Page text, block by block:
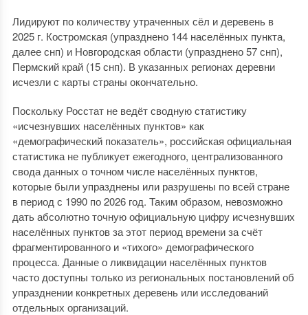
Лидируют по количеству утраченных сёл и деревень в
2025 г. Костромская (упразднено 144 населённых пункта,
далее снп) и Новгородская области (упразднено 57 снп),
Пермский край (15 снп). В указанных регионах деревни
исчезли с карты страны окончательно.
Поскольку Росстат не ведёт сводную статистику
«исчезнувших населённых пунктов» как
«демографический показатель», российская официальная
статистика не публикует ежегодного, централизованного
свода данных о точном числе населённых пунктов,
которые были упразднены или разрушены по всей стране
в период с 1990 по 2026 год. Таким образом, невозможно
дать абсолютно точную официальную цифру исчезнувших
населённых пунктов за этот период времени за счёт
фрагментированного и «тихого» демографического
процесса. Данные о ликвидации населённых пунктов
часто доступны только из региональных постановлений об
упразднении конкретных деревень или исследований
отдельных организаций.